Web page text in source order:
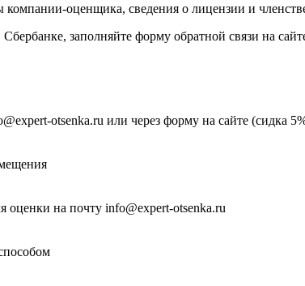
оценщика, сведения о лицензии и
заполняйте форму обратной связи на
otsenka.ru или через форму на сайте (сидка
на почту info@expert-otsenka.ru